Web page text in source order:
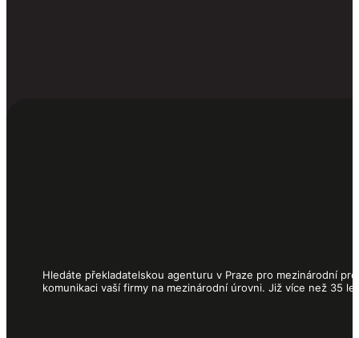
Hledáte překladatelskou agenturu v Praze pro mezinárodní
komunikaci vaší firmy na mezinárodní úrovni. Již více než 35